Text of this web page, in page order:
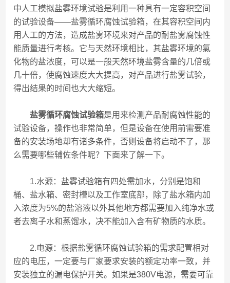
中人工模拟盐雾环境试验是利用一种具有一定容积空间
的试验设备——盐雾循环腐蚀试验箱，在其容积空间内
用人工的方法，造成盐雾环境来对产品的耐盐雾腐蚀性
能质量进行考核。它与天然环境相比，其盐雾环境的氯
化物的盐浓度，可以是一般天然环境盐雾含量的几倍或
几十倍，使腐蚀速度大大提高，对产品进行盐雾试验，
得出结果的时间也大大缩短。
盐雾循环腐蚀试验箱是用来检测产品耐腐蚀性能的
试验设备，操作也非常简单，但是设备在使用前需要准
备的安装场地却有诸多条件，否则设备将启动不了，那
么需要哪些辅佐条件呢？下面来了解一下。
1.水源：盐雾试验箱有四处需加水，分别是饱和
桶、盐水箱、密封槽以及工作室底部，除了盐水箱内加
入浓度为5%的盐溶液以外其他地方都需要加入纯净水或
者去离子水和蒸馏水，决不能加入含有矿物质的水质。
2.电源：根据盐雾循环腐蚀试验箱的需求配置相对
应的电压，一定要与厂家要求安装的额定功率一致，并
安装独立的漏电保护开关。如果是380V电源，需要可靠